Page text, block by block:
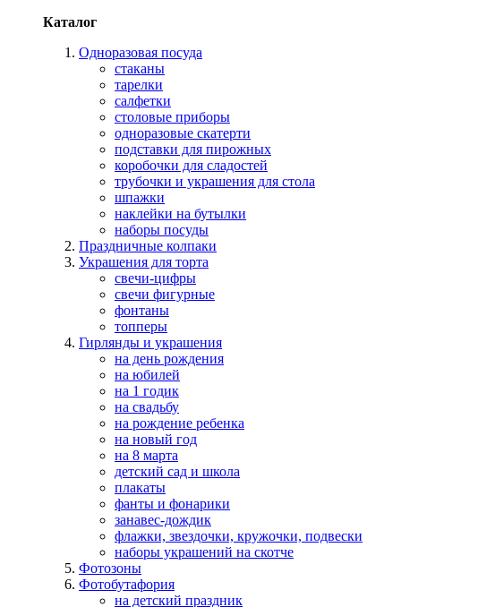
Каталог
Одноразовая посуда
стаканы
тарелки
салфетки
столовые приборы
одноразовые скатерти
подставки для пирожных
коробочки для сладостей
трубочки и украшения для стола
шпажки
наклейки на бутылки
наборы посуды
Праздничные колпаки
Украшения для торта
свечи-цифры
свечи фигурные
фонтаны
топперы
Гирлянды и украшения
на день рождения
на юбилей
на 1 годик
на свадьбу
на рождение ребенка
на новый год
на 8 марта
детский сад и школа
плакаты
фанты и фонарики
занавес-дождик
флажки, звездочки, кружочки, подвески
наборы украшений на скотче
Фотозоны
Фотобутафория
на детский праздник